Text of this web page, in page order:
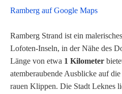
Ramberg auf Google Maps
Ramberg Strand ist ein
Lofoten-Inseln, in der Nähe des
Länge von etwa 1 Kilometer
atemberaubende Ausblicke auf
rauen Klippen. Die Stadt Leknes